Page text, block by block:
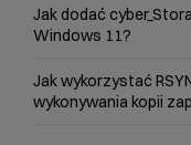
Jak dodać
Windows 11?
Jak wykorzystać
wykonywania kopii